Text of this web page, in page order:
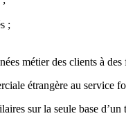
;
métier des clients à
étrangère au service
sur la seule base